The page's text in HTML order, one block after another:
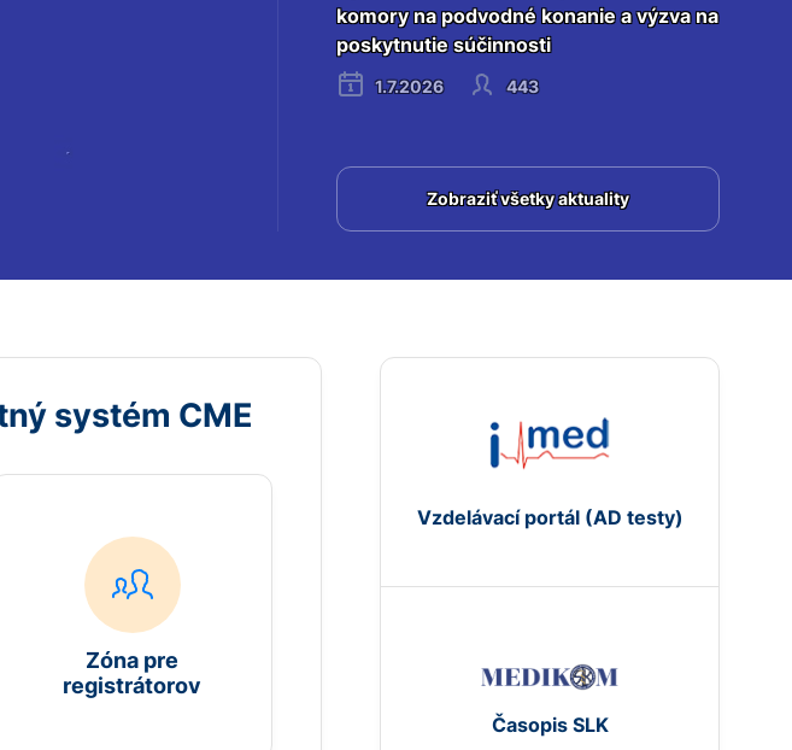
komory na podvodné konanie a výzva na
poskytnutie súčinnosti
1.7.2026 443
Zobraziť všetky aktuality
systém CME
Zóna pre
registrátorov
Vzdelávací portál (AD testy)
Časopis SLK